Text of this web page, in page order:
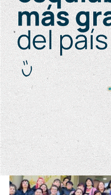
La iniciativa
servicios de
oportunidades
vecinos y
capital neuquina.
lunes 22 de junio de
Por